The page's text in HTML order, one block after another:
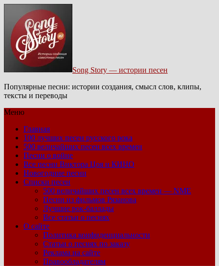
Song Story — истории песен
Популярные песни: истории создания, смысл слов, клипы,
тексты и переводы
Меню
Главная
100 лучших песен русского рока
500 величайших песен всех времен
Песни о войне
Все песни Виктора Цоя и КИНО
Новогодние песни
Списки песен
500 величайших песен всех времен — NME
Песни из фильмов Рязанова
Лучшие рок-баллады
Все статьи о песнях
О сайте
Политика конфиденциальности
Статьи о песнях по заказу
Реклама на сайте
Правообладателям